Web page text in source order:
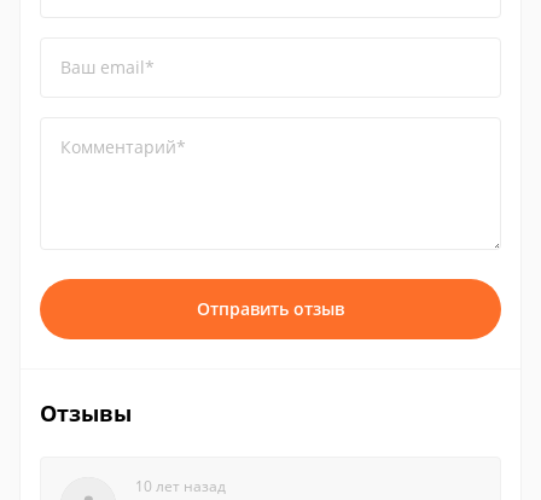
Ваш email*
Комментарий*
Отправить отзыв
Отзывы
10 лет назад